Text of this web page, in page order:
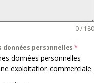
0 / 180
personnelles *
données personnelles
exploitation commerciale
Voir notre